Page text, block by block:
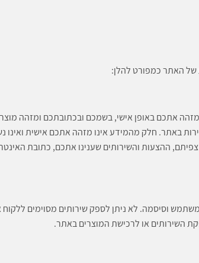
האתר כמפורט להלן:
אתכם באופן אישי, בשמכם ובכתובתכם ומזהה
באתר. חלק מהמידע אינו מזהה אתכם אישית ואינו
וסיסמה. לא ניתן לספק שירותים מסוימים
השירותים או לרכישת המוצרים באתר.